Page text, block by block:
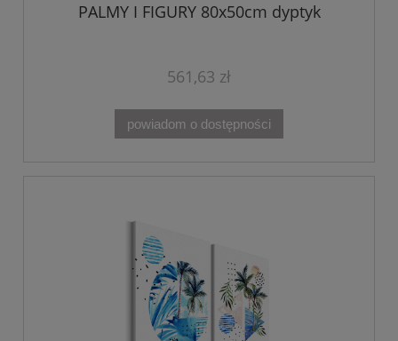
PALMY I FIGURY 80x50cm dyptyk
561,63 zł
powiadom o dostępności